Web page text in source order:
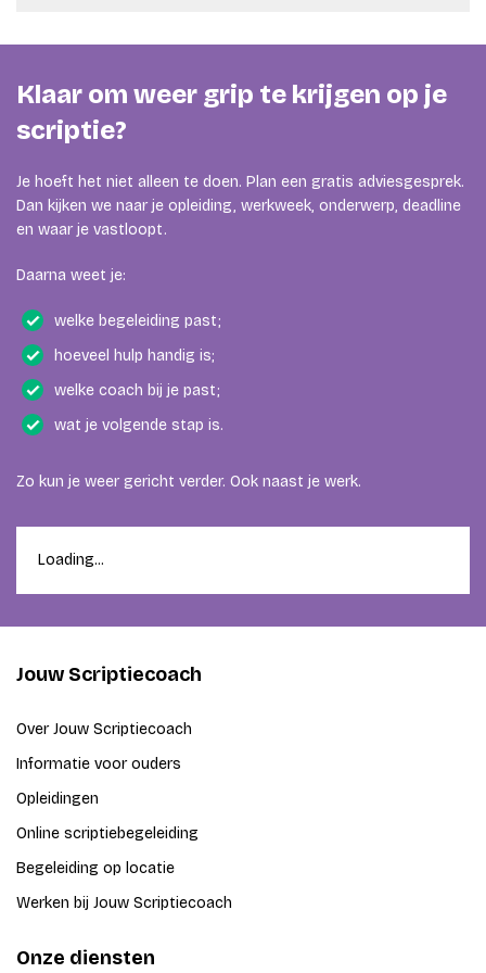
gratis adviesgesprek kijken we hoeveel begeleiding
Klaar om weer grip te krijgen op je
scriptie?
Je hoeft het niet alleen te doen. Plan een gratis adviesgesprek.
Dan kijken we naar je opleiding, werkweek, onderwerp, deadline
en waar je vastloopt.
Daarna weet je:
welke begeleiding past;
hoeveel hulp handig is;
welke coach bij je past;
wat je volgende stap is.
Zo kun je weer gericht verder. Ook naast je werk.
Loading...
Jouw Scriptiecoach
Over Jouw Scriptiecoach
Informatie voor ouders
Opleidingen
Online scriptiebegeleiding
Begeleiding op locatie
Werken bij Jouw Scriptiecoach
Onze diensten